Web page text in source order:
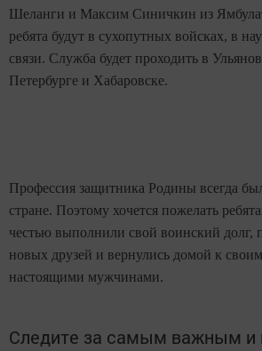
Шеланги и Максим Синичкин из
ребята будут в сухопутных войсках, в
связи. Служба будет проходить в
Петербурге и Хабаровске.
Профессия защитника Родины всегда
стране. Поэтому хочется пожелать
честью выполнили свой воинский долг,
новых друзей и вернулись домой к
настоящими мужчинами.
Следите за самым важным и